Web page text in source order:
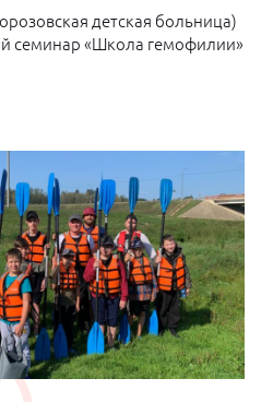
детская больница)
семинар «Школа гемофилии»